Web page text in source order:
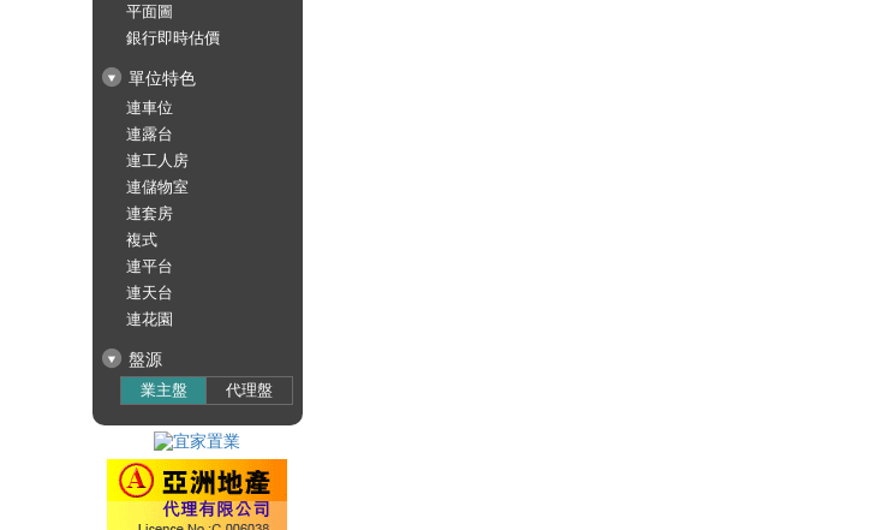
平面圖
銀行即時估價
單位特色
連車位
連露台
連工人房
連儲物室
連套房
複式
連平台
連天台
連花園
盤源
業主盤 代理盤